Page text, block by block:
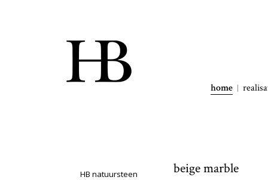
home
HB natuursteen beige marble